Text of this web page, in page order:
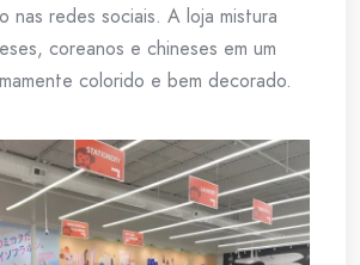
nas redes sociais. A loja mistura
coreanos e chineses em um
colorido e bem decorado.